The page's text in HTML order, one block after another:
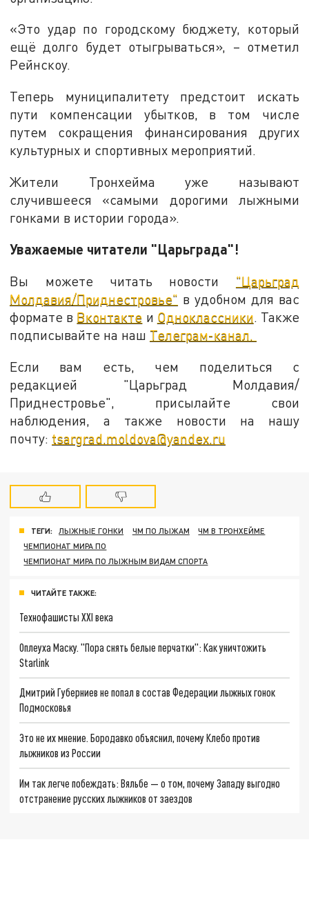
«Это удар по городскому бюджету, который
ещё долго будет отыгрываться», – отметил
Рейнскоу.
Теперь муниципалитету предстоит искать
пути компенсации убытков, в том числе
путем сокращения финансирования других
культурных и спортивных мероприятий.
Жители Тронхейма уже называют
случившееся «самыми дорогими лыжными
гонками в истории города».
Уважаемые читатели "Царьграда"!
Вы можете читать новости "Царьград
Молдавия/Приднестровье" в удобном для вас
формате в Вконтакте и Одноклассники. Также
подписывайте на наш Телеграм-канал.
Если вам есть, чем поделиться с
редакцией "Царьград Молдавия/
Приднестровье", присылайте свои
наблюдения, а также новости на нашу
почту: tsargrad.moldova@yandex.ru
ТЕГИ: ЛЫЖНЫЕ ГОНКИ ЧМ ПО ЛЫЖАМ
ЧМ В ТРОНХЕЙМЕ
ЧЕМПИОНАТ МИРА ПО
ЧЕМПИОНАТ МИРА ПО ЛЫЖНЫМ ВИДАМ СПОРТА
ЧИТАЙТЕ ТАКЖЕ:
Технофашисты XXI века
Оплеуха Маску. "Пора снять белые перчатки": Как уничтожить
Starlink
Дмитрий Губерниев не попал в состав Федерации лыжных гонок
Подмосковья
Это не их мнение. Бородавко объяснил, почему Клебо против
лыжников из России
Им так легче побеждать: Вяльбе — о том, почему Западу выгодно
отстранение русских лыжников от заездов